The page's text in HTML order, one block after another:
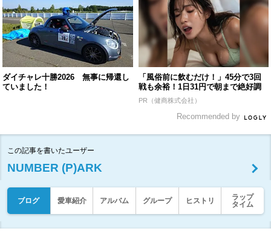
ダイチャレ十勝2026 無事に帰還し
ていました！
「風俗前に飲むだけ！」45分で3回
戦も余裕！1日31円で朝まで絶好調
PR（健商株式会社）
Recommended by
この記事を書いたユーザー
NUMBER (P)ARK
ブログ 愛車紹介 アルバム グループ ヒストリ
ラップ
タイム